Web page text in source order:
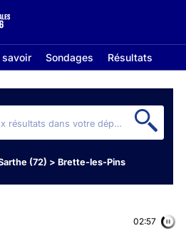
savoir Sondages Résultats
(72) > Brette-les-Pins
02:56